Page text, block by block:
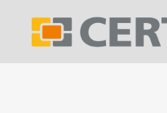
innehåll